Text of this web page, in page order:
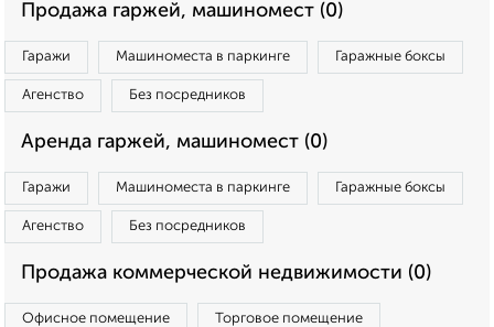
Продажа гаржей, машиномест (0)
Гаражи Машиноместа в паркинге Гаражные боксы
Агенство Без посредников
Аренда гаржей, машиномест (0)
Гаражи Машиноместа в паркинге Гаражные боксы
Агенство Без посредников
Продажа коммерческой недвижимости (0)
Офисное помещение Торговое помещение